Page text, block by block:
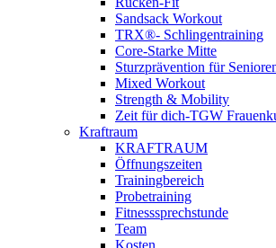
Sandsack Workout
TRX®- Schlingentraining
Core-Starke Mitte
Sturzprävention für
Mixed Workout
Strength & Mobility
Zeit für dich-TGW
Kraftraum
KRAFTRAUM
Öffnungszeiten
Trainingbereich
Probetraining
Fitnesssprechstunde
Team
Kosten